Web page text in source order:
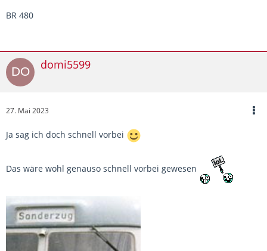
BR 480
domi5599
27. Mai 2023
Ja sag ich doch schnell vorbei
Das wäre wohl genauso schnell vorbei gewesen